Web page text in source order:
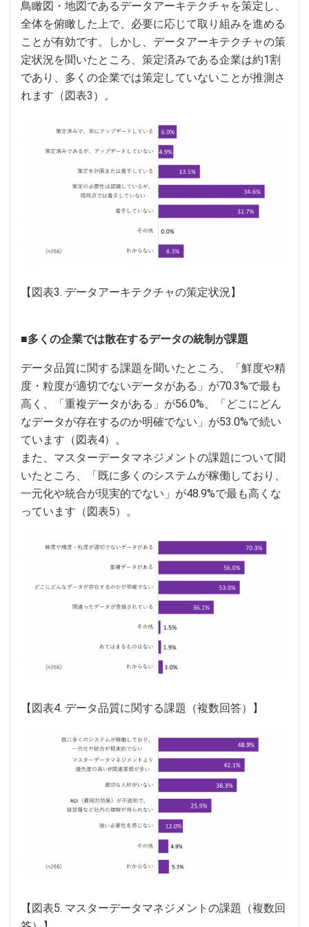
鳥瞰図・地図であるデータアーキテクチャを策定し、
全体を俯瞰した上で、必要に応じて取り組みを進める
ことが有効です。しかし、データアーキテクチャの策
定状況を聞いたところ、策定済みである企業は約1割
であり、多くの企業では策定していないことが推測さ
れます（図表3）。
【図表3. データアーキテクチャの策定状況】
■多くの企業では散在するデータの統制が課題
データ品質に関する課題を聞いたところ、「鮮度や精
度・粒度が適切でないデータがある」が70.3%で最も
高く、「重複データがある」が56.0%、「どこにどん
なデータが存在するのか明確でない」が53.0%で続い
ています（図表4）。
また、マスターデータマネジメントの課題について聞
いたところ、「既に多くのシステムが稼働しており、
一元化や統合が現実的でない」が48.9%で最も高くな
っています（図表5）。
【図表4. データ品質に関する課題（複数回答）】
【図表5. マスターデータマネジメントの課題（複数回